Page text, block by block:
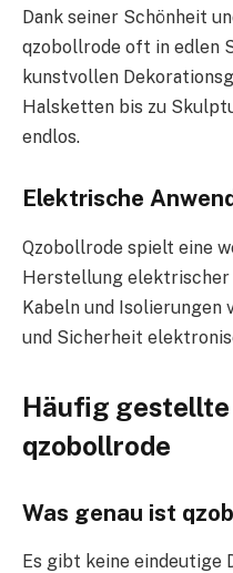
Dank seiner Schönheit
qzobollrode oft in edlen
kunstvollen
Halsketten bis zu
endlos.
Elektrische
Qzobollrode spielt eine
Herstellung elektrischer
Kabeln und Isolierungen
und Sicherheit
Häufig gestellte
qzobollrode
Was genau ist
Es gibt keine eindeutige